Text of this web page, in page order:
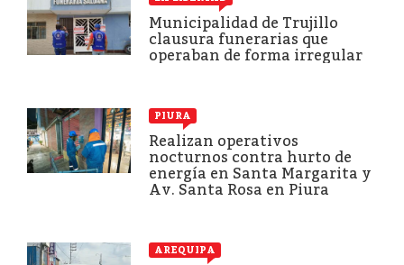
Municipalidad de Trujillo
clausura funerarias que
operaban de forma irregular
PIURA
Realizan operativos
nocturnos contra hurto de
energía en Santa Margarita y
Av. Santa Rosa en Piura
AREQUIPA